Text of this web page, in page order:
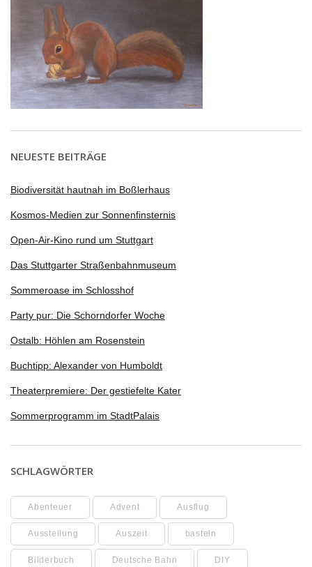
NEUESTE BEITRÄGE
Biodiversität hautnah im Boßlerhaus
Kosmos-Medien zur Sonnenfinsternis
Open-Air-Kino rund um Stuttgart
Das Stuttgarter Straßenbahnmuseum
Sommeroase im Schlosshof
Party pur: Die Schorndorfer Woche
Ostalb: Höhlen am Rosenstein
Buchtipp: Alexander von Humboldt
Theaterpremiere: Der gestiefelte Kater
Sommerprogramm im StadtPalais
SCHLAGWÖRTER
Abenteuer Advent Ausflug
Ausstellung Auszeit basteln
Bilderbuch Deutsche Bahn DIY